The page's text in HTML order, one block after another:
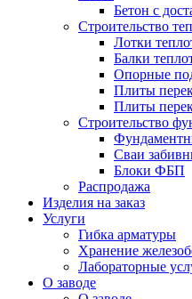
Бетон с
Строительство
Лотки
Балки
Опорные
Плиты
Плиты
Строительство
Сваи
Блоки ФБП
Распродажа
Изделия на заказ
Услуги
Гибка арматуры
Хранение
Лабораторные
О заводе